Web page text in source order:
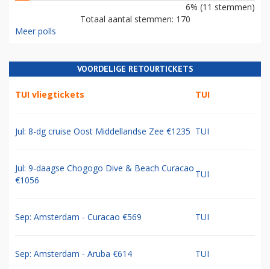
6% (11 stemmen)
Totaal aantal stemmen: 170
Meer polls
VOORDELIGE RETOURTICKETS
TUI vliegtickets TUI
Jul: 8-dg cruise Oost Middellandse Zee €1235 TUI
Jul: 9-daagse Chogogo Dive & Beach Curacao
€1056
TUI
Sep: Amsterdam - Curacao €569 TUI
Sep: Amsterdam - Aruba €614 TUI